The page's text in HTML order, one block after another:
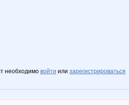
необходимо войти или зарегистрироваться